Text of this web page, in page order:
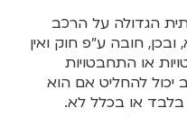
הגדולה על הרכב
חובה ע”פ חוק ואין
או התחבטויות
יכול להחליט אם הוא
בלבד או בכלל לא.